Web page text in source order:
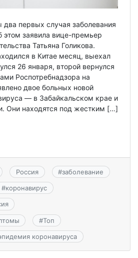
первых случая заболевания
этом заявила вице-премьер
Татьяна Голикова.
в Китае месяц, выехал
26 января, второй вернулся
Роспотребнадзора на
двое больных новой
— в Забайкальском крае и
Они находятся под жестким […]
Россия #заболевание
#коронавирус
#Топ
коронавируса